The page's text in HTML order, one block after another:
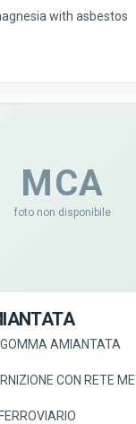
with asbestos
MCA
foto non disponibile
GOMMA AMIANTATA
CON RETE